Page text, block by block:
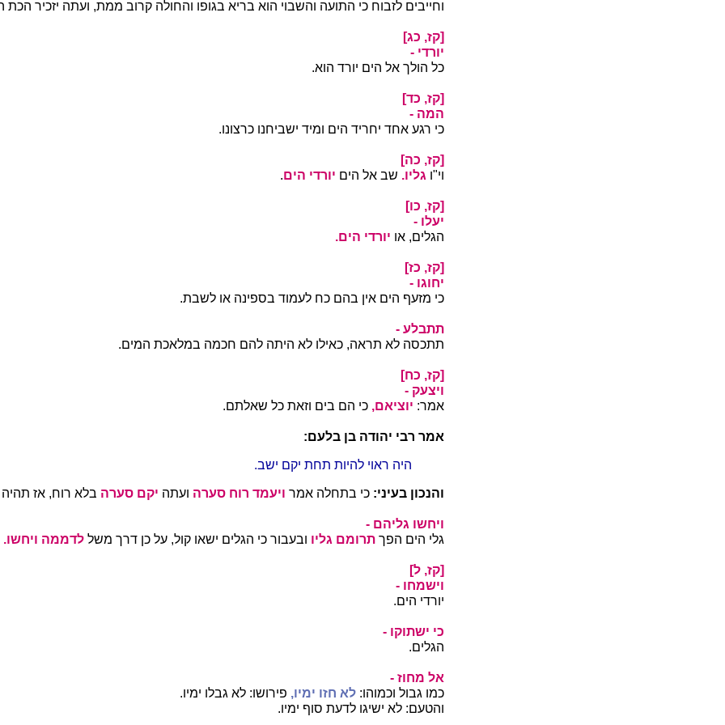
וחייבים לזבוח כי התועה והשבוי הוא בריא בגופו והחולה קרוב ממת, ועתה יזכיר הכת
[קז, כג]
יורדי -
כל הולך אל הים יורד הוא.
[קז, כד]
המה -
כי רגע אחד יחריד הים ומיד ישביחנו כרצונו.
[קז, כה]
וי"ו גליו. שב אל הים יורדי הים.
[קז, כו]
יעלו -
הגלים, או יורדי הים.
[קז, כז]
יחוגו -
כי מזעף הים אין בהם כח לעמוד בספינה או לשבת.
תתבלע -
תתכסה לא תראה, כאילו לא היתה להם חכמה במלאכת המים.
[קז, כח]
ויצעק -
אמר: יוציאם, כי הם בים וזאת כל שאלתם.
אמר רבי יהודה בן בלעם:
היה ראוי להיות תחת יקם ישב.
והנכון בעיני: כי בתחלה אמר ויעמד רוח סערה ועתה יקם סערה בלא רוח, אז
ויחשו גליהם -
גלי הים הפך תרומם גליו ובעבור כי הגלים ישאו קול, על כן דרך משל לדממה ויחשו.
[קז, ל]
וישמחו -
יורדי הים.
כי ישתוקו -
הגלים.
אל מחוז -
כמו גבול וכמוהו: לא חזו ימיו, פירושו: לא גבלו ימיו.
והטעם: לא ישיגו לדעת סוף ימיו.